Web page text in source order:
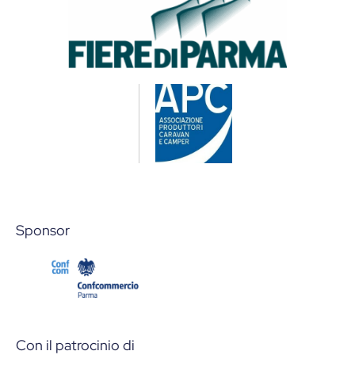
Sponsor
Con il patrocinio di